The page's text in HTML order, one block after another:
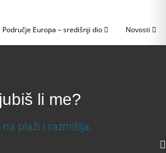
Područje Europa – središnji dio Novosti
li me?